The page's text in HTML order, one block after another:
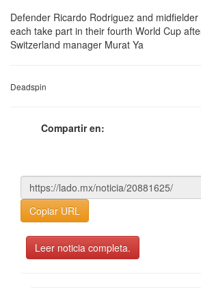
Defender Ricardo Rodriguez and
each take part in their fourth World Cup
Switzerland manager Murat Ya
Deadspin
Compartir en:
Copiar URL
Leer noticia completa.